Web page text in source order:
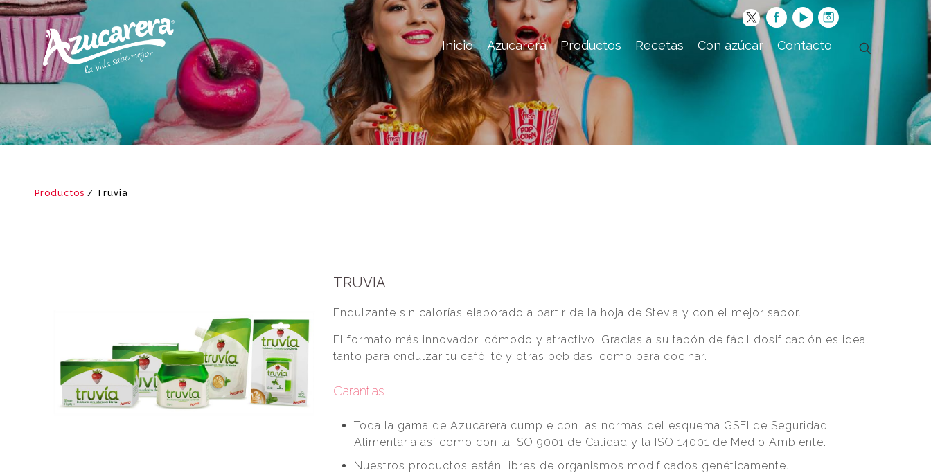
Inicio Azucarera Productos Recetas Con azúcar Contacto
Productos / Truvia
TRUVIA
Endulzante sin calorías elaborado a partir de la hoja de Stevia y con el mejor sabor.
El formato más innovador, cómodo y atractivo. Gracias a su tapón de fácil dosificación es ideal
tanto para endulzar tu café, té y otras bebidas, como para cocinar.
Garantías
Toda la gama de Azucarera cumple con las normas del esquema GSFI de Seguridad
Alimentaria así como con la ISO 9001 de Calidad y la ISO 14001 de Medio Ambiente.
Nuestros productos están libres de organismos modificados genéticamente.